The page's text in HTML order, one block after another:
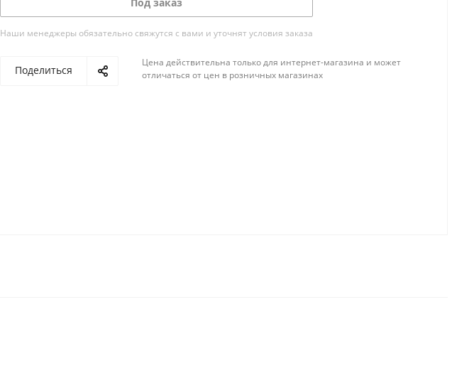
Наши менеджеры обязательно свяжутся с вами и уточнят условия заказа
Поделиться
Цена действительна только для интернет-магазина и может
отличаться от цен в розничных магазинах